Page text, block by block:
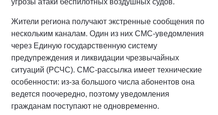
угрозы атаки беспилотных воздушных судов.
Жители региона получают экстренные сообщения по
нескольким каналам. Один из них СМС-уведомления
через Единую государственную систему
предупреждения и ликвидации чрезвычайных
ситуаций (РСЧС). СМС-рассылка имеет технические
особенности: из-за большого числа абонентов она
ведется поочередно, поэтому уведомления
гражданам поступают не одновременно.